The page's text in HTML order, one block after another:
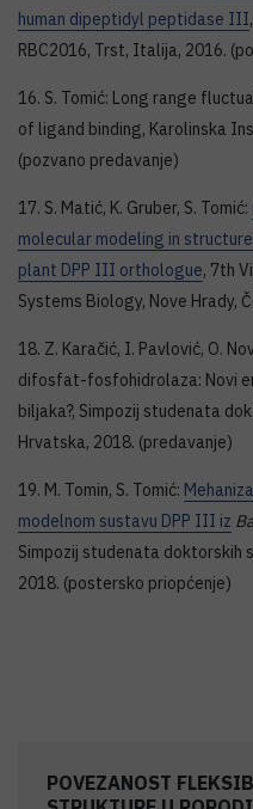
human dipeptidyl peptidase III
RBC2016, Trst, Italija, 2016.
16. S. Tomić: Long range
of ligand binding, Karolinska
(pozvano predavanje)
17. S. Matić, K. Gruber, S. Tomić:
molecular modeling in
plant DPP III orthologue, 7th
Systems Biology, Nove Hrady,
18. Z. Karačić, I. Pavlović, O.
difosfat-fosfohidrolaza: Novi
biljaka?, Simpozij studenata
Hrvatska, 2018. (predavanje)
19. M. Tomin, S. Tomić:
modelnom sustavu DPP III iz
Simpozij studenata doktorskih
2018. (postersko priopćenje)
POVEZANOST